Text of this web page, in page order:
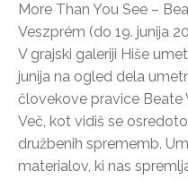
More Than You See –
Veszprém (do 19. junija
V grajski galeriji Hiše
junija na ogled dela
človekove pravice Beate
Več, kot vidiš se
družbenih sprememb.
materialov, ki nas